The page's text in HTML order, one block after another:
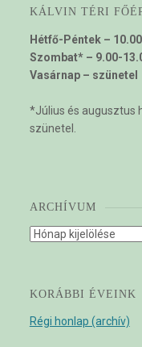
KÁLVIN TÉRI
Hétfő-Péntek –
Szombat* – 9.00-
Vasárnap – szünetel
*Július és augusztus
szünetel.
ARCHÍVUM
Archívum
KORÁBBI ÉVEINK
Régi honlap (archív)